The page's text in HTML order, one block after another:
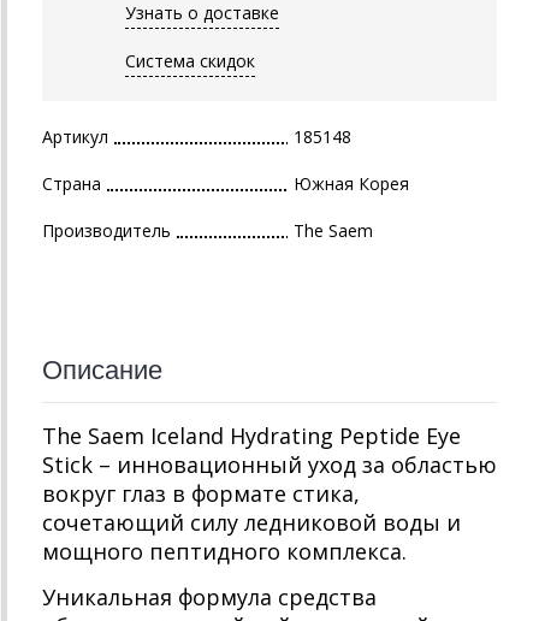
Узнать о доставке
Система скидок
Артикул 185148
Страна Южная Корея
Производитель The Saem
Описание
The Saem Iceland Hydrating Peptide Eye
Stick – инновационный уход за областью
вокруг глаз в формате стика,
сочетающий силу ледниковой воды и
мощного пептидного комплекса.
Уникальная формула средства